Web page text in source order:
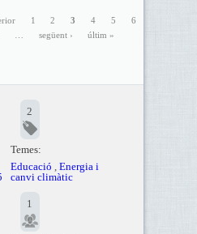
1 2 3 4 5
6
següent › últim »
2
Temes:
Educació
Energia i
canvi climàtic
1